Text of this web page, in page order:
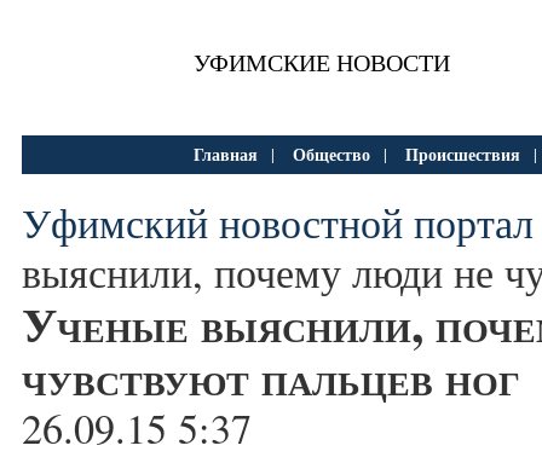
УФИМСКИЕ НОВОСТИ
Главная | Общество | Происшествия
Уфимский новостной портал
выяснили, почему люди не
Ученые выяснили,
чувствуют пальцев ног
26.09.15 5:37